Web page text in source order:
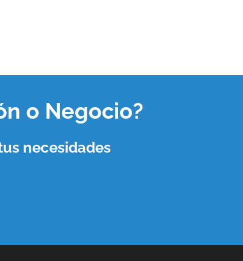
o Negocio?
necesidades